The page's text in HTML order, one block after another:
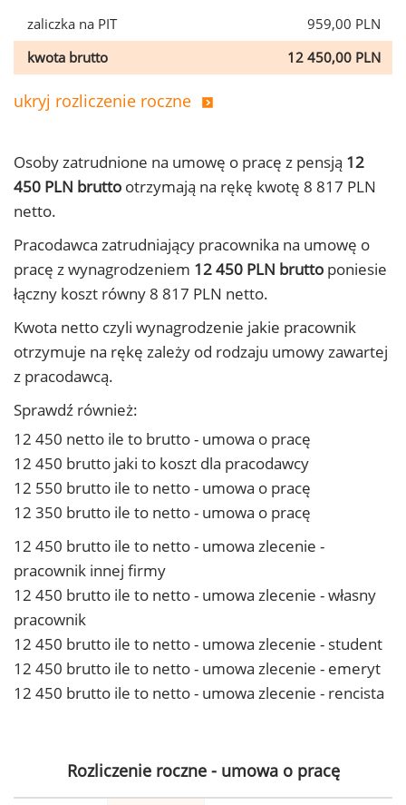
zaliczka na PIT
959,00 PLN
kwota brutto
12 450,00 PLN
ukryj rozliczenie roczne
Osoby zatrudnione na umowę o pracę z pensją 12
450 PLN brutto otrzymają na rękę kwotę 8 817 PLN
netto.
Pracodawca zatrudniający pracownika na umowę o
pracę z wynagrodzeniem 12 450 PLN brutto poniesie
łączny koszt równy 8 817 PLN netto.
Kwota netto czyli wynagrodzenie jakie pracownik
otrzymuje na rękę zależy od rodzaju umowy zawartej
z pracodawcą.
Sprawdź również:
12 450 netto ile to brutto - umowa o pracę
12 450 brutto jaki to koszt dla pracodawcy
12 550 brutto ile to netto - umowa o pracę
12 350 brutto ile to netto - umowa o pracę
12 450 brutto ile to netto - umowa zlecenie -
pracownik innej firmy
12 450 brutto ile to netto - umowa zlecenie - własny
pracownik
12 450 brutto ile to netto - umowa zlecenie - student
12 450 brutto ile to netto - umowa zlecenie - emeryt
12 450 brutto ile to netto - umowa zlecenie - rencista
Rozliczenie roczne - umowa o pracę